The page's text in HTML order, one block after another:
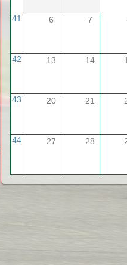
41 6 7
42 13 14
43 20 21
44 27 28